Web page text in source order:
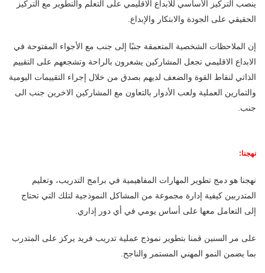
ينصب التركيز الأساسي للابداع الاقليمي على التعلم والتطوير مع التركيز
الحقيقي على الجودة والابتكار والإبداع.
إن الملاحظات الشخصية المتعمقة جنبًا إلى جنب مع الأجواء المفتوحة في
الابداع الاقليمي تجعل المشاركين يشعرون بالراحة وتشجعهم على التقييم
الذاتي لنقاط القوة والضعف لديهم بصدق من خلال إجراء التقييمات اليومية
والتمارين العملية ولعب الأدوار بالتعاون مع المشاركين الاخرين جنب الى
جنب.
نهجنا:
نهجنا هو دمج تطوير المهارات المفاهيمية في برامج التدريب، وتعليم
المتدربين كيفية إدارة مجموعة من المشاكل النموذجية لتلك التي تحتاج
إلى التعامل معها على أساس يومي في أي دور إداري.
على مر السنين قمنا بتطوير نموذج عملية تدريب فريد يركز على المتدرب
بما يضمن النمو المهني المستمر والناجح.